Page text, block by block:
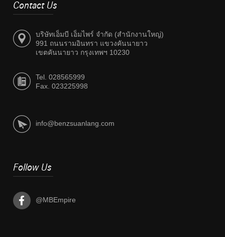
Contact Us
บริษัทเอ็มบี เอ็มไพร์ จำกัด (สำนักงานใหญ่)
991 ถนนรามอินทรา แขวงคันนายาว
เขตคันนายาว กรุงเทพฯ 10230
Tel. 028565999
Fax. 023225998
info@benzsuanlang.com
Follow Us
@MBEmpire